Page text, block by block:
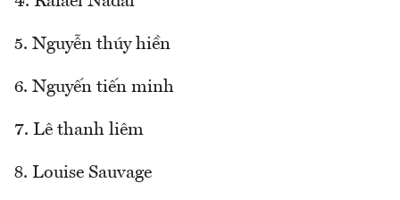
5. Nguyễn thúy hiền
6. Nguyến tiến minh
7. Lê thanh liêm
8. Louise Sauvage